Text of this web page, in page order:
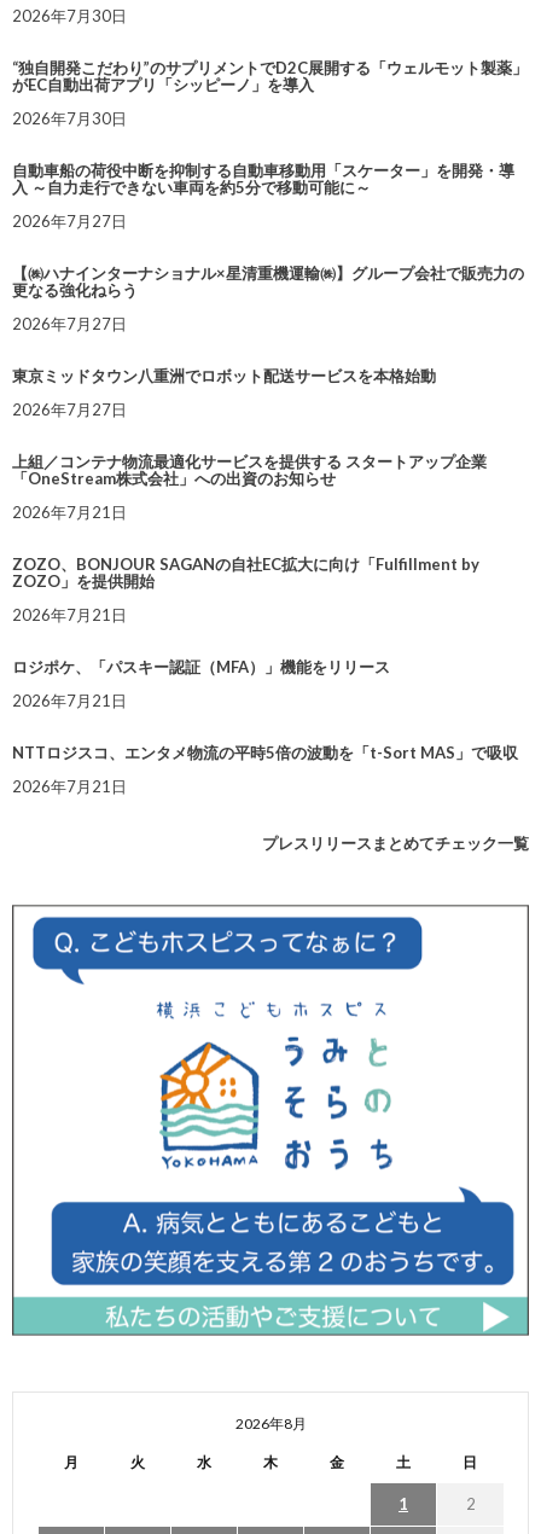
2026年7月30日
“独自開発こだわり”のサプリメントでD2C展開する「ウェルモット製薬」
がEC自動出荷アプリ「シッピーノ」を導入
2026年7月30日
自動車船の荷役中断を抑制する自動車移動用「スケーター」を開発・導
入 ～自力走行できない車両を約5分で移動可能に～
2026年7月27日
【㈱ハナインターナショナル×星清重機運輸㈱】グループ会社で販売力の
更なる強化ねらう
2026年7月27日
東京ミッドタウン八重洲でロボット配送サービスを本格始動
2026年7月27日
上組／コンテナ物流最適化サービスを提供する スタートアップ企業
「OneStream株式会社」への出資のお知らせ
2026年7月21日
ZOZO、BONJOUR SAGANの自社EC拡大に向け「Fulfillment by
ZOZO」を提供開始
2026年7月21日
ロジポケ、「パスキー認証（MFA）」機能をリリース
2026年7月21日
NTTロジスコ、エンタメ物流の平時5倍の波動を「t-Sort MAS」で吸収
2026年7月21日
プレスリリースまとめてチェック一覧
2026年8月
月 火 水 木 金 土 日
1 2